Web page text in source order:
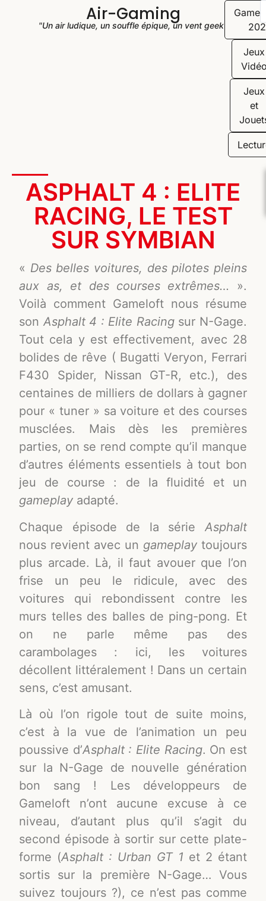
Air-Gaming
"Un air ludique, un souffle épique, un vent geek"
Jeux
Jeux
et
ASPHALT 4 : ELITE
RACING, LE TEST
SUR SYMBIAN
« Des belles voitures, des pilotes pleins
aux as, et des courses extrêmes… ».
Voilà comment Gameloft nous résume
son Asphalt 4 : Elite Racingsur N-Gage.
Tout cela y est effectivement, avec 28
bolides de rêve ( Bugatti Veryon, Ferrari
F430 Spider, Nissan GT-R, etc.), des
centaines de milliers de dollars à gagner
pour « tuner » sa voiture et des courses
musclées. Mais dès les premières
parties, on se rend compte qu’il manque
d’autres éléments essentiels à tout bon
jeu de course : de la fluidité et un
gameplay adapté.
Chaque épisode de la série Asphalt
nous revient avec un gameplaytoujours
plus arcade. Là, il faut avouer que l’on
frise un peu le ridicule, avec des
voitures qui rebondissent contre les
murs telles des balles de ping-pong. Et
on ne parle même pas des
carambolages : ici, les voitures
décollent littéralement ! Dans un certain
sens, c’est amusant.
Là où l’on rigole tout de suite moins,
c’est à la vue de l’animation un peu
poussive d’Asphalt : Elite Racing. On est
sur la N-Gage de nouvelle génération
bon sang ! Les développeurs de
Gameloft n’ont aucune excuse à ce
niveau, d’autant plus qu’il s’agit du
second épisode à sortir sur cette plate-
forme (Asphalt : Urban GT 1 et 2 étant
sortis sur la première N-Gage… Vous
suivez toujours ?), ce n’est pas comme